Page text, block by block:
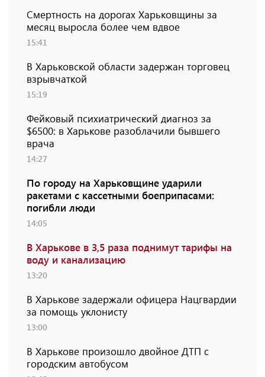
Смертность на дорогах Харьковщины за
месяц выросла более чем вдвое
15:41
В Харьковской области задержан торговец
взрывчаткой
15:19
Фейковый психиатрический диагноз за
$6500: в Харькове разоблачили бывшего
врача
14:27
По городу на Харьковщине ударили
ракетами с кассетными боеприпасами:
погибли люди
14:05
В Харькове в 3,5 раза поднимут тарифы на
воду и канализацию
13:20
В Харькове задержали офицера Нацгвардии
за помощь уклонисту
13:00
В Харькове произошло двойное ДТП с
городским автобусом